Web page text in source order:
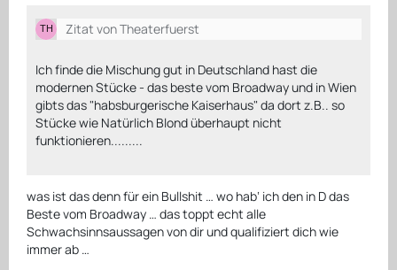
Zitat von Theaterfuerst
Ich finde die Mischung gut in Deutschland hast die
modernen Stücke - das beste vom Broadway und in Wien
gibts das "habsburgerische Kaiserhaus" da dort z.B.. so
Stücke wie Natürlich Blond überhaupt nicht
funktionieren.........
was ist das denn für ein Bullshit … wo hab‘ ich den in D das
Beste vom Broadway … das toppt echt alle
Schwachsinnsaussagen von dir und qualifiziert dich wie
immer ab …